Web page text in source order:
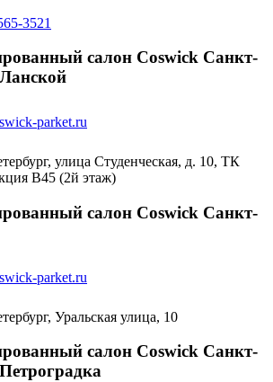
3521
салон Coswick Санкт-
parket.ru
улица Студенческая, д. 10, ТК
В45 (2й этаж)
салон Coswick Санкт-
parket.ru
Уральская улица, 10
салон Coswick Санкт-